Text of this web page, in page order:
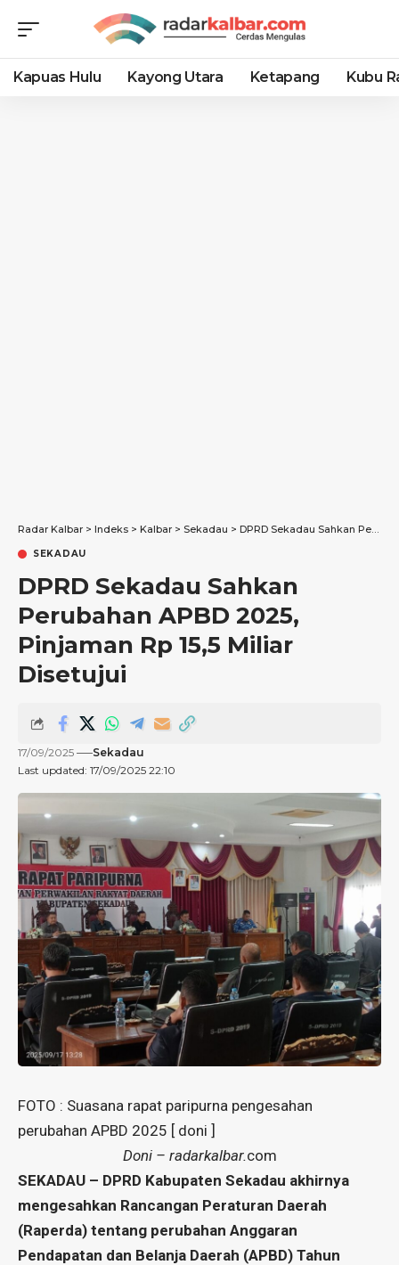
Kapuas Hulu Kayong Utara Ketapang Kubu
Radar Kalbar > Indeks > Kalbar > Sekadau > DPRD Sekadau Sahkan Perubahan APBD 2025, Pinjaman Rp 15,5 Miliar Disetujui
SEKADAU
DPRD Sekadau Sahkan
Perubahan APBD 2025,
Pinjaman Rp 15,5 Miliar
Disetujui
Last updated: 17/09/2025 22:10
17/09/2025 Sekadau
FOTO : Suasana rapat paripurna pengesahan
perubahan APBD 2025 [ doni ]
Doni – radarkalbar.com
SEKADAU – DPRD Kabupaten Sekadau akhirnya
mengesahkan Rancangan Peraturan Daerah
(Raperda) tentang perubahan Anggaran
Pendapatan dan Belanja Daerah (APBD) Tahun